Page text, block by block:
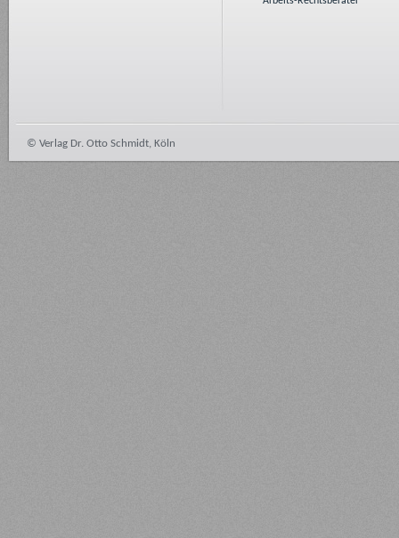
© Verlag Dr. Otto Schmidt, Köln